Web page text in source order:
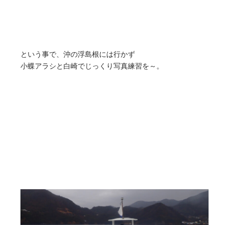
という事で、沖の浮島根には行かず
小蝶アラシと白崎でじっくり写真練習を～。